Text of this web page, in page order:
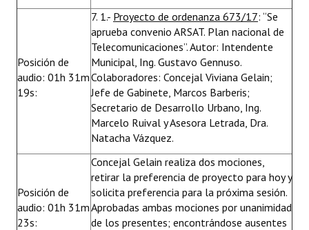
Posición de
audio: 01h 31m
19s:
7. 1.- Proyecto de ordenanza 673/17: “Se
aprueba convenio ARSAT. Plan nacional de
Telecomunicaciones”. Autor: Intendente
Municipal, Ing. Gustavo Gennuso.
Colaboradores: Concejal Viviana Gelain;
Jefe de Gabinete, Marcos Barberis;
Secretario de Desarrollo Urbano, Ing.
Marcelo Ruival y Asesora Letrada, Dra.
Natacha Vázquez.
Posición de
audio: 01h 31m
23s:
Concejal Gelain realiza dos mociones,
retirar la preferencia de proyecto para hoy y
solicita preferencia para la próxima sesión.
Aprobadas ambas mociones por unanimidad
de los presentes; encontrándose ausentes